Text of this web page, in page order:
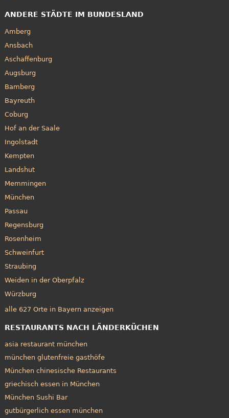
ANDERE STÄDTE IM BUNDESLAND
Amberg
Ansbach
Aschaffenburg
Augsburg
Bamberg
Bayreuth
Coburg
Hof an der Saale
Ingolstadt
Kempten
Landshut
Memmingen
München
Passau
Regensburg
Rosenheim
Schweinfurt
Straubing
Weiden in der Oberpfalz
Würzburg
alle 627 Orte in Bayern anzeigen
RESTAURANTS NACH LÄNDERKÜCHEN
asia restaurant münchen
münchen glutenfreie gasthöfe
München chinesische Restaurants
griechisch essen in München
München Sushi Bar
gutbürgerlich essen münchen